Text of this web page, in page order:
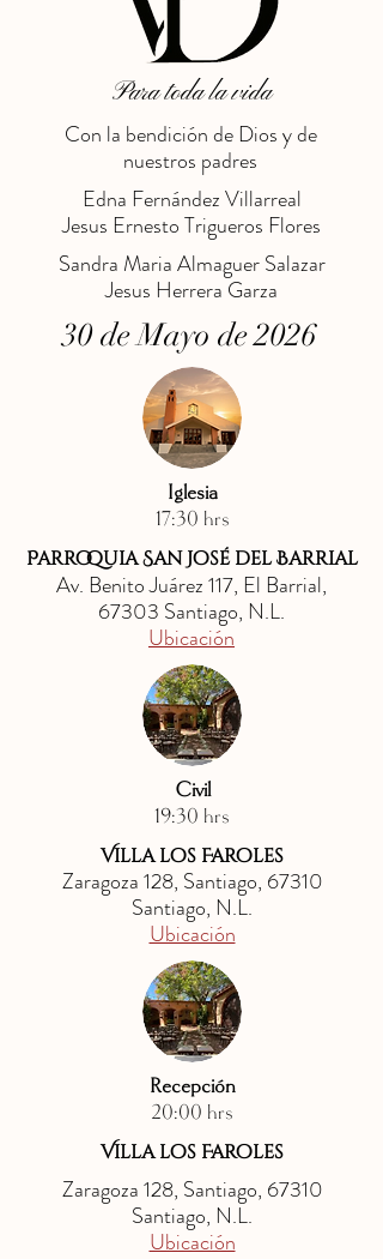
Para toda la vida
Con la bendición de Dios y de
nuestros padres
Edna Fernández Villarreal
Jesus Ernesto Trigueros Flores
Sandra Maria Almaguer Salazar
Jesus Herrera Garza
30 de Mayo de 2026
Iglesia
17:30 hrs
Parroquia San José del Barrial
Av. Benito Juárez 117, El Barrial,
67303 Santiago, N.L.
Ubicación
Civil
19:30 hrs
Villa los Faroles
Zaragoza 128, Santiago, 67310
Santiago, N.L.
Ubicación
Recepción
20:00 hrs
Villa los Faroles
Zaragoza 128, Santiago, 67310
Santiago, N.L.
Ubicación